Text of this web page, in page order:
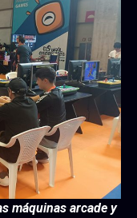
máquinas arcade y